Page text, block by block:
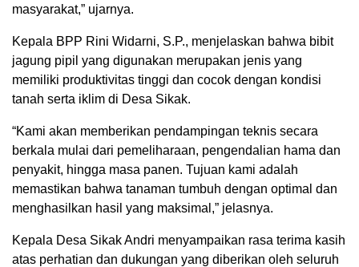
masyarakat,” ujarnya.
Kepala BPP Rini Widarni, S.P., menjelaskan bahwa bibit
jagung pipil yang digunakan merupakan jenis yang
memiliki produktivitas tinggi dan cocok dengan kondisi
tanah serta iklim di Desa Sikak.
“Kami akan memberikan pendampingan teknis secara
berkala mulai dari pemeliharaan, pengendalian hama dan
penyakit, hingga masa panen. Tujuan kami adalah
memastikan bahwa tanaman tumbuh dengan optimal dan
menghasilkan hasil yang maksimal,” jelasnya.
Kepala Desa Sikak Andri menyampaikan rasa terima kasih
atas perhatian dan dukungan yang diberikan oleh seluruh